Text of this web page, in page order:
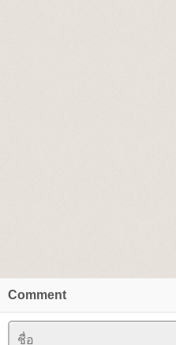
Comment